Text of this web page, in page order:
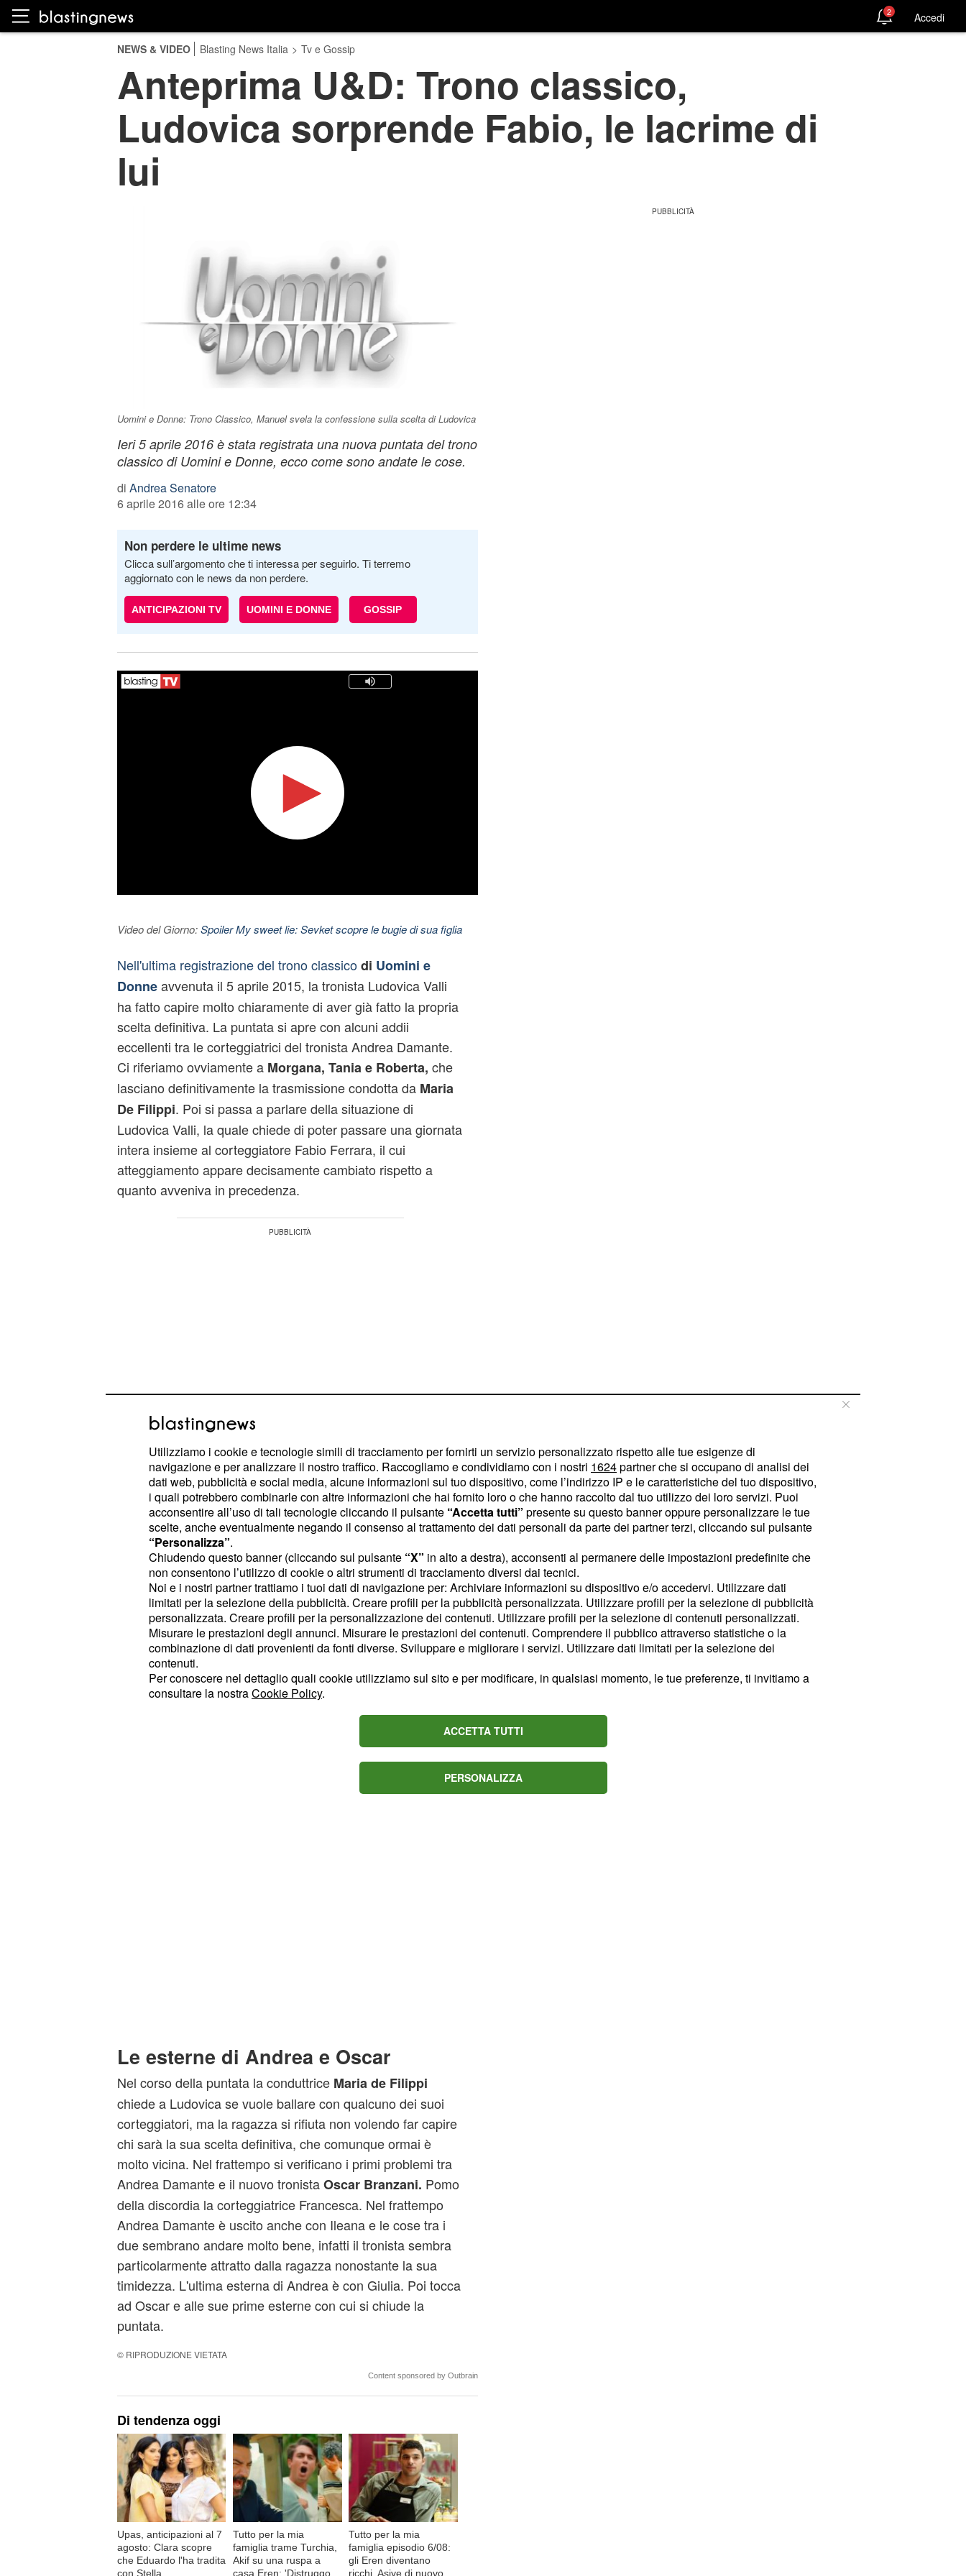
2 Accedi
NEWS & VIDEO Blasting News Italia > Tv e Gossip
Anteprima U&D: Trono classico,
Ludovica sorprende Fabio, le lacrime di
lui
Uomini e Donne: Trono Classico, Manuel svela la confessione sulla scelta di Ludovica
Ieri 5 aprile 2016 è stata registrata una nuova puntata del trono
classico di Uomini e Donne, ecco come sono andate le cose.
di Andrea Senatore
6 aprile 2016 alle ore 12:34
Non perdere le ultime news
Clicca sull’argomento che ti interessa per seguirlo. Ti terremo
aggiornato con le news da non perdere.
ANTICIPAZIONI TV UOMINI E DONNE GOSSIP
Video del Giorno:Spoiler My sweet lie: Sevket scopre le bugie di sua figlia
Nell'ultima registrazione del trono classico di Uomini e
Donneavvenuta il 5 aprile 2015, la tronista Ludovica Valli
ha fatto capire molto chiaramente di aver già fatto la propria
scelta definitiva. La puntata si apre con alcuni addii
eccellenti tra le corteggiatrici del tronista Andrea Damante.
Ci riferiamo ovviamente a Morgana, Tania e Roberta, che
lasciano definitivamente la trasmissione condotta da Maria
De Filippi. Poi si passa a parlare della situazione di
Ludovica Valli, la quale chiede di poter passare una giornata
intera insieme al corteggiatore Fabio Ferrara, il cui
atteggiamento appare decisamente cambiato rispetto a
quanto avveniva in precedenza.
Questo probabilmente è merito anche della tronista che ha
deciso di sorprendere il proprio corteggiatore campano
recandosi alla sua laurea.
Fabio Ferrara molto emozionato
Questa sorpresa fattada Ludovica a Fabioha molto
emozionato il ragazzo,che infatti in riva al mare si lascia
andare ad un pianto liberatorio. Secondo Gianni questo
pianto rappresenta il rimorso di dover dire di no a Ludovica,
ma in realtà Fabio stesso afferma che queste lacrime sono
dettate da un cumulo di emozioni legate ad una questione
personale. Nel corso della medesima giornata la tronista di
incontra anche l'altro corteggiatore Manuel
e tra i due vi sono anche momenti di tenerezza. La cosa
ovviamente non fa piacere a Fabio che si ingelosisce.
Le esterne di Andrea e Oscar
Nel corso della puntata la conduttriceMaria de Filippi
chiede a Ludovica se vuole ballare con qualcuno dei suoi
corteggiatori, ma la ragazza si rifiuta non volendo far capire
chi sarà la sua scelta definitiva, che comunque ormai è
molto vicina. Nel frattempo si verificano i primi problemi tra
Andrea Damante e il nuovo tronistaOscar Branzani. Pomo
della discordia la corteggiatrice Francesca. Nel frattempo
Andrea Damante è uscito anche con Ileana e le cose tra i
due sembrano andare molto bene, infatti il tronista sembra
particolarmente attratto dalla ragazza nonostante la sua
timidezza. L'ultima esterna di Andrea è con Giulia. Poi tocca
ad Oscar e alle sue prime esterne con cui si chiude la
puntata.
© RIPRODUZIONE VIETATA
Content sponsored by Outbrain
Di tendenza oggi
Upas, anticipazioni al 7
agosto: Clara scopre
che Eduardo l'ha tradita
con Stella
Tutto per la mia
famiglia trame Turchia,
Akif su una ruspa a
casa Eren: 'Distruggo
Tutto per la mia
famiglia episodio 6/08:
gli Eren diventano
ricchi, Asiye di nuovo
Utilizziamo i cookie e tecnologie simili di tracciamento per fornirti un servizio personalizzato rispetto alle tue esigenze di
navigazione e per analizzare il nostro traffico. Raccogliamo e condividiamo con i nostri 1624partner che si occupano di analisi dei
dati web, pubblicità e social media, alcune informazioni sul tuo dispositivo, come l’indirizzo IP e le caratteristiche del tuo dispositivo,
i quali potrebbero combinarle con altre informazioni che hai fornito loro o che hanno raccolto dal tuo utilizzo dei loro servizi. Puoi
acconsentire all’uso di tali tecnologie cliccando il pulsante “Accetta tutti” presente su questo banner oppure personalizzare le tue
scelte, anche eventualmente negando il consenso al trattamento dei dati personali da parte dei partner terzi, cliccando sul pulsante
“Personalizza”.
Chiudendo questo banner (cliccando sul pulsante “X” in alto a destra), acconsenti al permanere delle impostazioni predefinite che
non consentono l’utilizzo di cookie o altri strumenti di tracciamento diversi dai tecnici.
Noi e i nostri partner trattiamo i tuoi dati di navigazione per: Archiviare informazioni su dispositivo e/o accedervi. Utilizzare dati
limitati per la selezione della pubblicità. Creare profili per la pubblicità personalizzata. Utilizzare profili per la selezione di pubblicità
personalizzata. Creare profili per la personalizzazione dei contenuti. Utilizzare profili per la selezione di contenuti personalizzati.
Misurare le prestazioni degli annunci. Misurare le prestazioni dei contenuti. Comprendere il pubblico attraverso statistiche o la
combinazione di dati provenienti da fonti diverse. Sviluppare e migliorare i servizi. Utilizzare dati limitati per la selezione dei
contenuti.
Per conoscere nel dettaglio quali cookie utilizziamo sul sito e per modificare, in qualsiasi momento, le tue preferenze, ti invitiamo a
consultare la nostraCookie Policy.
ACCETTA TUTTI
PERSONALIZZA